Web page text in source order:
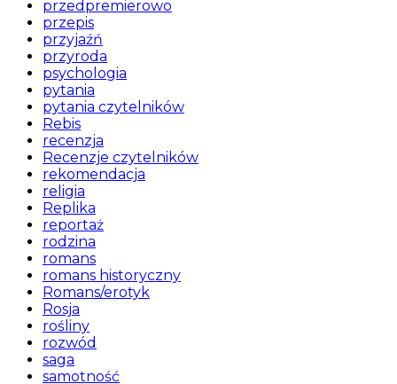
przedpremierowo
przepis
przyjaźń
przyroda
psychologia
pytania
pytania czytelników
Rebis
recenzja
Recenzje czytelników
rekomendacja
religia
Replika
reportaż
rodzina
romans
romans historyczny
Romans/erotyk
Rosja
rośliny
rozwód
saga
samotność